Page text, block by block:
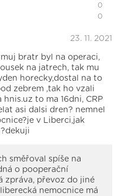
0
0
23. 11. 2021
bratr byl na operaci,
na jatrech, tak mu
horecky,dostal na to
zebrem ,tak ho vzali
to ma 16dni, CRP
asi dalsi dren? nemnel
v Liberci,jak
směřoval spíše na
o pooperační
zpráva, převoz do jiné
nemocnice má